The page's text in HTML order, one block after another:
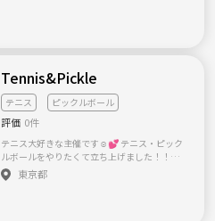
⸻ 🌈最後に 運動が得意じゃなくても大丈
夫😊 初心者・おひとり参加も大歓迎です！ 笑
って、身体を動かして、美味しいものを食べ
て。 5年後、10年後も「参加してよかった」
と思える仲間と健康を育てていきましょう✨
皆さんのご参加をお待ちしています🌿
Tennis&Pickle
テニス ピックルボール
評価 0件
テニス大好きな主催です☺️💕 テニス・ピック
ルボールをやりたくて立ち上げました！！✨
都内のコート、体育館が取れ次第募集をかけ
ていきます！ 同世代で楽しみたいです🎾 よろ
東京都